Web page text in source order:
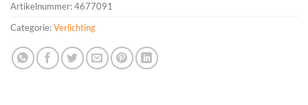
Artikelnummer:4677091
Categorie:Verlichting